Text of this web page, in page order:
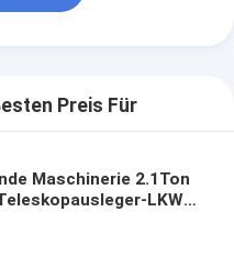
Preis Für
Maschinerie 2.1Ton
LKW